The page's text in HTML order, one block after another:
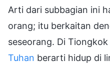
Arti dari subbagian ini
orang; itu berkaitan
seseorang. Di
Tuhan berarti hidup di